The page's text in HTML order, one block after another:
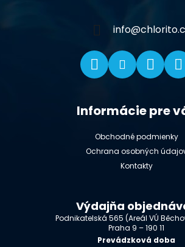
info@
Informácie pre
Obchodné podmienky
Ochrana osobných
Kontakty
Výdajňa
Podnikatelská 565 (Areál VÚ
Praha 9 – 190 11
Prevádzková doba